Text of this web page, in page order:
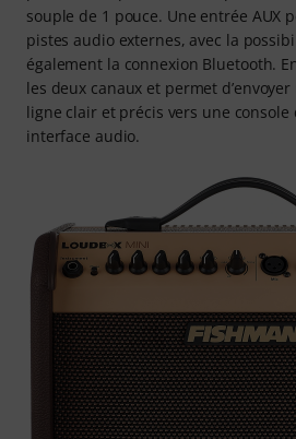
souple de 1 pouce. Une entrée AUX
pistes audio externes, avec la
également la connexion Bluetooth.
les deux canaux et permet
ligne clair et précis vers une console
interface audio.